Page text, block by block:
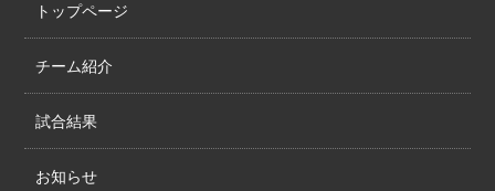
トップページ
チーム紹介
試合結果
お知らせ